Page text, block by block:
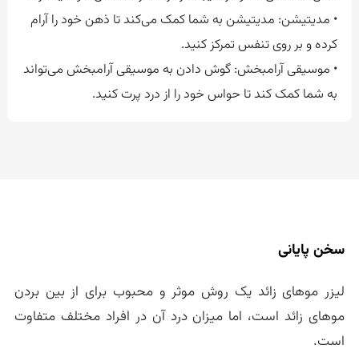
• مدیتیشن: مدیتیشن به شما کمک می‌کند تا ذهن خود را آرام
کرده و بر روی تنفس تمرکز کنید.
• موسیقی آرامبخش: گوش دادن به موسیقی آرامبخش می‌تواند
به شما کمک کند تا حواس خود را از درد پرت کنید.
سخن پایانی
لیزر موهای زائد یک روش موثر و محبوب برای از بین بردن
موهای زائد است، اما میزان درد آن در افراد مختلف متفاوت
است.